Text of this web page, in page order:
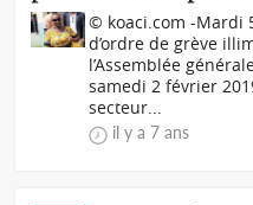
© koaci.com -Mardi
d’ordre de grève
l’Assemblée
samedi 2 février
secteur...
il y a 7 ans